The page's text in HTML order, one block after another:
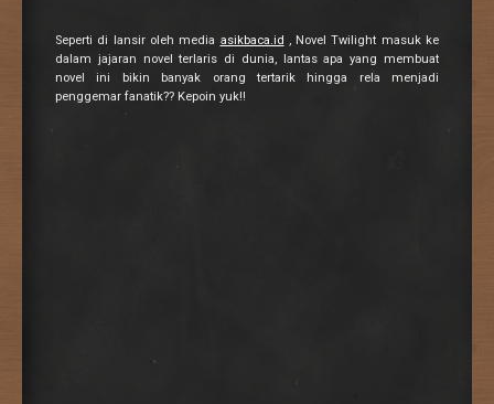
Seperti di lansir oleh media asikbaca.id , Novel Twilight masuk ke
dalam jajaran novel terlaris di dunia, lantas apa yang membuat
novel ini bikin banyak orang tertarik hingga rela menjadi
penggemar fanatik?? Kepoin yuk!!